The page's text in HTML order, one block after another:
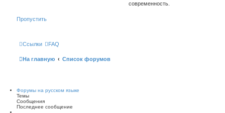
современность.
Пропустить
Ссылки FAQ
На главную Список форумов
Форумы на русском языке
Темы
Сообщения
Последнее сообщение